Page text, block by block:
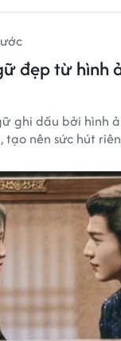
đẹp từ hình
ghi dấu bởi hình
tạo nên sức hút